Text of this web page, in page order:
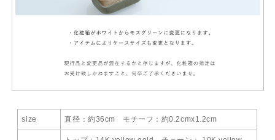
size 直径：約36cm モチーフ：約0.2cmx1.2cm